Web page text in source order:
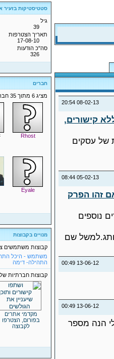
08-02-13
20:54
קישורים,
של עסקים
05-02-13
08:44
זהו הפרק
נוספים
שם
13-06-12
00:49
13-06-12
00:49
הנה מספר
סטטיסטיקות בזעיר
גיל
39
תאריך הצטרפות
17-08-10
סה"כ הודעות
326
חברים
מציג 6 מתוך 35 חברים
Rhost
Eyale
מנויים בקבוצות
קבוצות משתמשים
משתמש - היכל
התהילה- דימה
קבוצות חברתיות
מקדמי אתרים
בפורום, הצטרפו
לקבוצה